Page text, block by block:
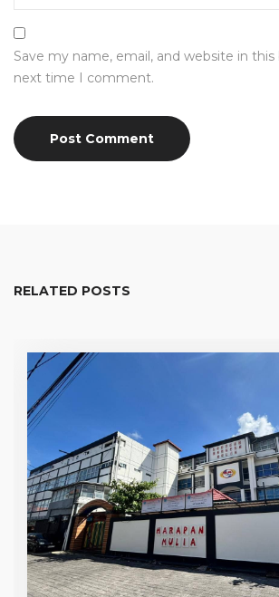
Save my name, email, and website in
next time I comment.
RELATED POSTS